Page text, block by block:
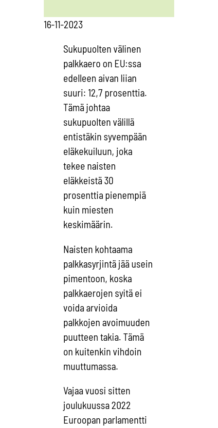
16-11-2023
Sukupuolten välinen
palkkaero on EU:ssa
edelleen aivan liian
suuri: 12,7 prosenttia.
Tämä johtaa
sukupuolten välillä
entistäkin syvempään
eläkekuiluun, joka
tekee naisten
eläkkeistä 30
prosenttia pienempiä
kuin miesten
keskimäärin.
Naisten kohtaama
palkkasyrjintä jää usein
pimentoon, koska
palkkaerojen syitä ei
voida arvioida
palkkojen avoimuuden
puutteen takia. Tämä
on kuitenkin vihdoin
muuttumassa.
Vajaa vuosi sitten
joulukuussa 2022
Euroopan parlamentti